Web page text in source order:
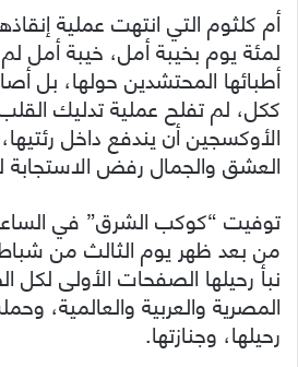
أم كلثوم التي انتهت عملية
لمئة يوم بخيبة أمل، خيبة أمل
أطبائها المحتشدين حولها، بل
ككل، لم تفلح عملية تدليك
الأوكسجين أن يندفع داخل
العشق والجمال رفض الاستجابة
توفيت “كوكب الشرق” في
نبأ رحيلها الصفحات الأولى لكل
المصرية والعربية والعالمية،
رحيلها، وجنازتها.